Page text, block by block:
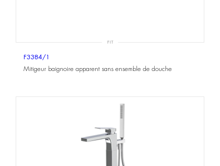
FIT
F3384/1
Mitigeur baignoire apparent sans ensemble de douche